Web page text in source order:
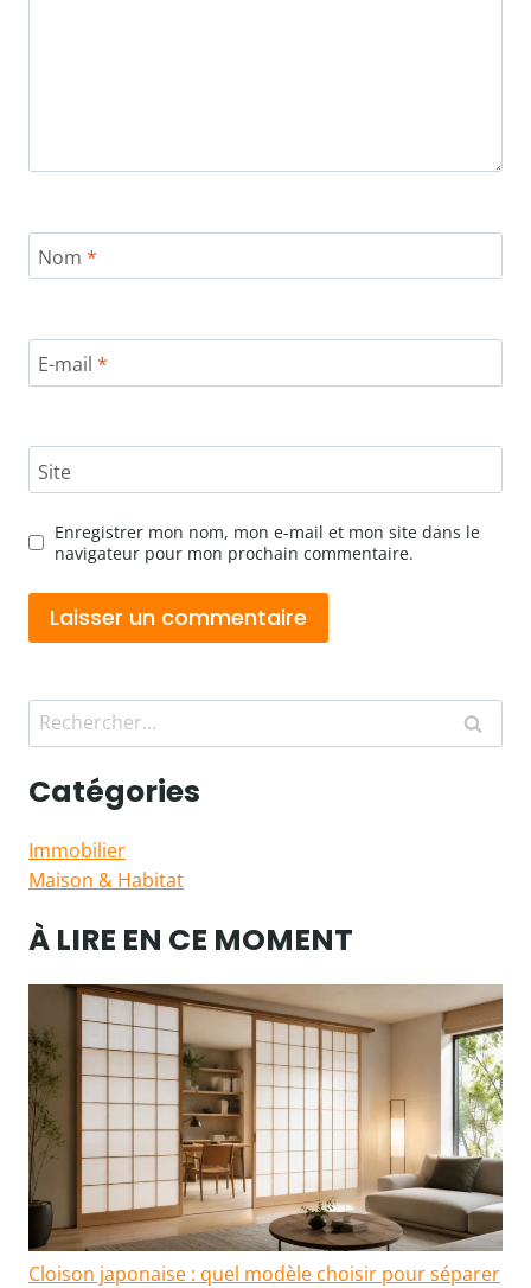
Nom *
E-mail *
Site
Enregistrer mon nom, mon e-mail et mon site dans le
navigateur pour mon prochain commentaire.
Rechercher :
Catégories
Immobilier
Maison & Habitat
À LIRE EN CE MOMENT
Cloison japonaise : quel modèle choisir pour séparer